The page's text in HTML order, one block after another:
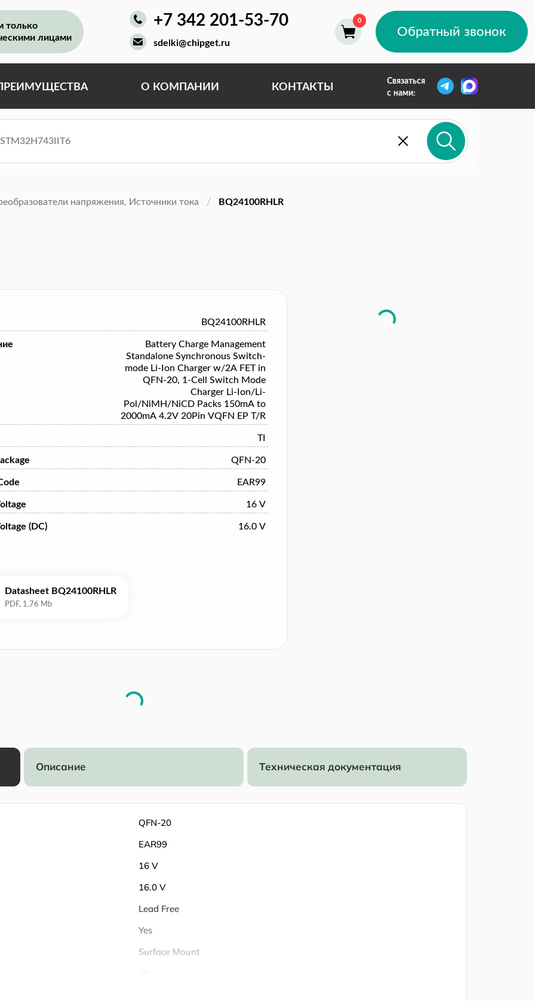
только
лицами
+7 342 201-53-70
sdelki@chipget.ru
Обратный звонок
О КОМПАНИИ КОНТАКТЫ
Связаться
с нами:
напряжения, Источники тока BQ24100RHLR
BQ24100RHLR
Battery Charge Management
Standalone Synchronous Switch-
mode Li-Ion Charger w/2A FET in
QFN-20, 1-Cell Switch Mode
Charger Li-Ion/Li-
Pol/NiMH/NiCD Packs 150mA to
2000mA 4.2V 20Pin VQFN EP T/R
TI
QFN-20
EAR99
16 V
(DC) 16.0 V
Datasheet BQ24100RHLR
Описание Техническая документация
QFN-20
EAR99
16 V
16.0 V
Lead Free
Yes
Surface Mount